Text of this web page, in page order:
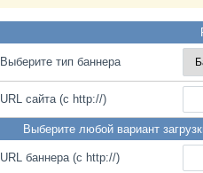
Выберите тип баннера
URL сайта (с http://)
Выберите любой вариант
URL баннера (с http://)